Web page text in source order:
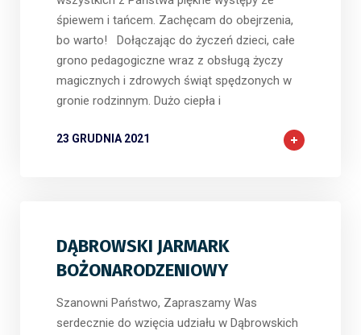
śpiewem i tańcem. Zachęcam do obejrzenia,
bo warto! Dołączając do życzeń dzieci, całe
grono pedagogiczne wraz z obsługą życzy
magicznych i zdrowych świąt spędzonych w
gronie rodzinnym. Dużo ciepła i
23 GRUDNIA 2021
DĄBROWSKI JARMARK
BOŻONARODZENIOWY
Szanowni Państwo, Zapraszamy Was
serdecznie do wzięcia udziału w Dąbrowskich